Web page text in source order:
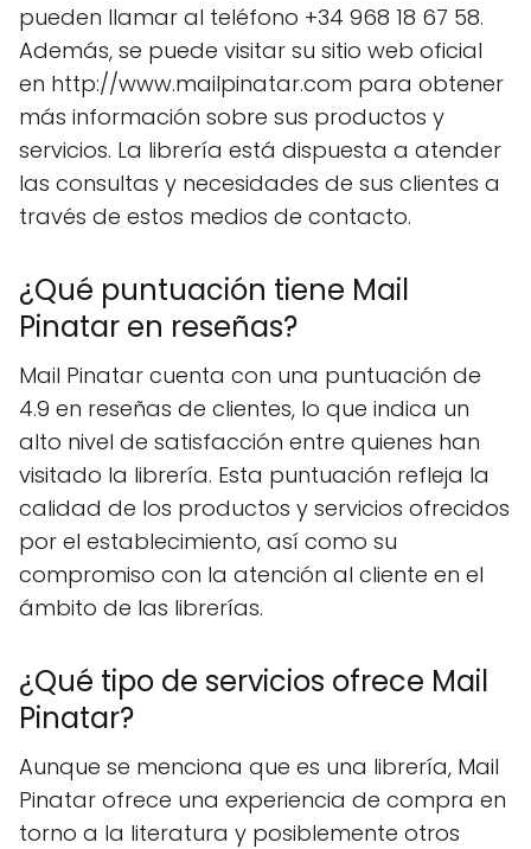
pueden llamar al teléfono +34 968 18 67 58.
Además, se puede visitar su sitio web oficial
en http://www.mailpinatar.com para obtener
más información sobre sus productos y
servicios. La librería está dispuesta a atender
las consultas y necesidades de sus clientes a
través de estos medios de contacto.
¿Qué puntuación tiene Mail
Pinatar en reseñas?
Mail Pinatar cuenta con una puntuación de
4.9 en reseñas de clientes, lo que indica un
alto nivel de satisfacción entre quienes han
visitado la librería. Esta puntuación refleja la
calidad de los productos y servicios ofrecidos
por el establecimiento, así como su
compromiso con la atención al cliente en el
ámbito de las librerías.
¿Qué tipo de servicios ofrece Mail
Pinatar?
Aunque se menciona que es una librería, Mail
Pinatar ofrece una experiencia de compra en
torno a la literatura y posiblemente otros